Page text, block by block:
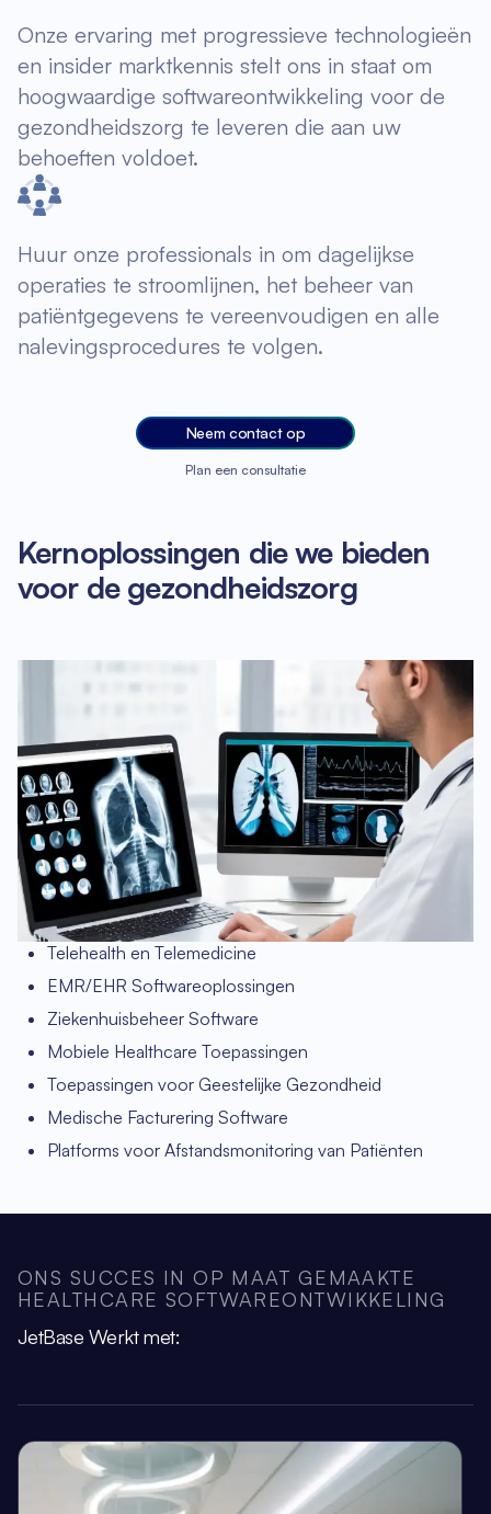
Onze ervaring met progressieve technologieën
en insider marktkennis stelt ons in staat om
hoogwaardige softwareontwikkeling voor de
gezondheidszorg te leveren die aan uw
behoeften voldoet.
Huur onze professionals in om dagelijkse
operaties te stroomlijnen, het beheer van
patiëntgegevens te vereenvoudigen en alle
nalevingsprocedures te volgen.
Neem contact op
Plan een consultatie
Kernoplossingen die we bieden
voor de gezondheidszorg
Telehealth en Telemedicine
EMR/EHR Softwareoplossingen
Ziekenhuisbeheer Software
Mobiele Healthcare Toepassingen
Toepassingen voor Geestelijke Gezondheid
Medische Facturering Software
Platforms voor Afstandsmonitoring van Patiënten
ONS SUCCES IN OP MAAT GEMAAKTE
HEALTHCARE SOFTWAREONTWIKKELING
JetBase Werkt met: